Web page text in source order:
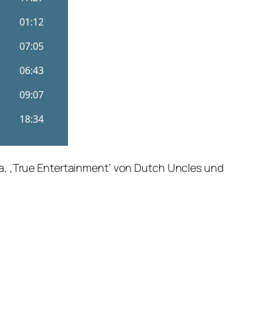
‚True Entertainment‘ von Dutch Uncles und